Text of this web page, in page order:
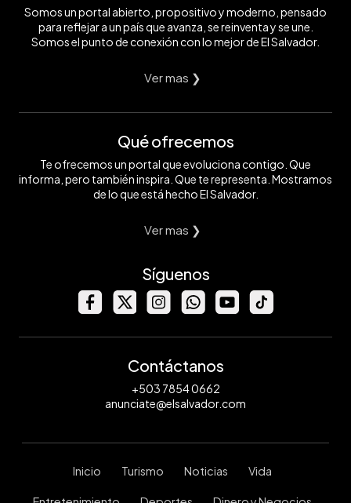
Somos un portal abierto, propositivo y moderno, pensado
para reflejar a un país que avanza, se reinventa y se une.
Somos el punto de conexión con lo mejor de El Salvador.
Ver mas ❯
Qué ofrecemos
Te ofrecemos un portal que evoluciona contigo. Que
informa, pero también inspira. Que te representa. Mostramos
de lo que está hecho El Salvador.
Ver mas ❯
Síguenos
Contáctanos
+503 7854 0662
anunciate@elsalvador.com
Inicio Turismo Noticias Vida